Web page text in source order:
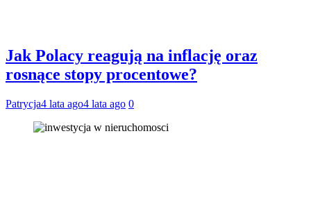
Jak Polacy reagują na inflację oraz
rosnące stopy procentowe?
Patrycja4 lata ago4 lata ago 0